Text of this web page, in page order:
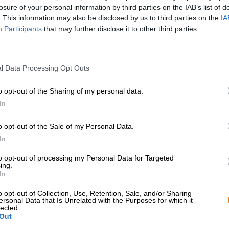
of your personal information by third parties on the IAB’s list of
This information may also be disclosed by us to third parties on the
Participants that may further disclose it to other third parties.
Data Processing Opt Outs
opt-out of the Sharing of my personal data.
opt-out of the Sale of my Personal Data.
opt-out of processing my Personal Data for Targeted
opt-out of Collection, Use, Retention, Sale, and/or Sharing
Data that Is Unrelated with the Purposes for which it
* I prezzi sono comprensivi di accisa
Descrizione Recensioni
Tra tutte le creazioni luppolate del birrificio Little Rain
comune. La tua fruttata Gose Guava Jelly, per
guaiave, mango e frutto della passione e, oltre a tutta
zucchero del latte. Naturalmente, nella birra puoi
secondo piano a causa dell'enorme numero di
Highwayman: The Imperial Porter mette il malto al
Questa potente specialità di birra porta in tavola una
nasconde nient'altro. Nel bicchiere, la sinfonia oscura
cremosa di schiuma densa e marrone nocciola corona
un profumo di cacao, malto tostato e caffè appena
Highwayman mantiene ciò che ci promette in termini
pregiato, malto tostato e moka forte catturano il palato
un'amarezza armoniosa, mentre l'alcol fornisce un